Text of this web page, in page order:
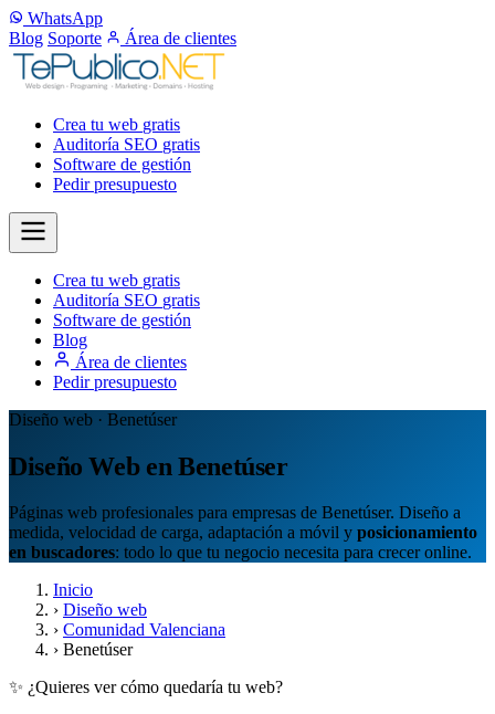
WhatsApp
Blog Soporte Área de clientes
Crea tu web gratis
Auditoría SEO gratis
Software de gestión
Pedir presupuesto
Crea tu web gratis
Auditoría SEO gratis
Software de gestión
Blog
Área de clientes
Pedir presupuesto
Diseño web · Benetúser
Diseño Web en Benetúser
Páginas web profesionales para empresas de Benetúser. Diseño a
medida, velocidad de carga, adaptación a móvil y posicionamiento
en buscadores: todo lo que tu negocio necesita para crecer online.
Inicio
› Diseño web
› Comunidad Valenciana
› Benetúser
✨ ¿Quieres ver cómo quedaría tu web?